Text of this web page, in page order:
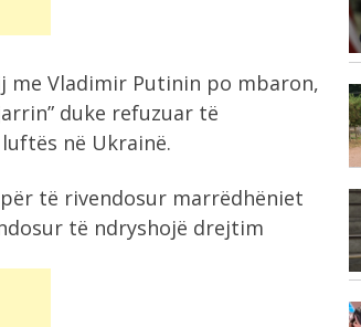
Vladimir Putinin po mbaron,
duke refuzuar të
në Ukrainë.
të rivendosur marrëdhëniet
të ndryshojë drejtim
Studimet tregojnë...
3:17
Edhe Greqia në luftë me flakët, zona...
3:15
Themelohet “NATO” e Lindjes së